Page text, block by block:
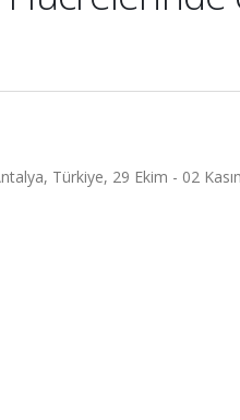
Türkiye, 29 Ekim - 02